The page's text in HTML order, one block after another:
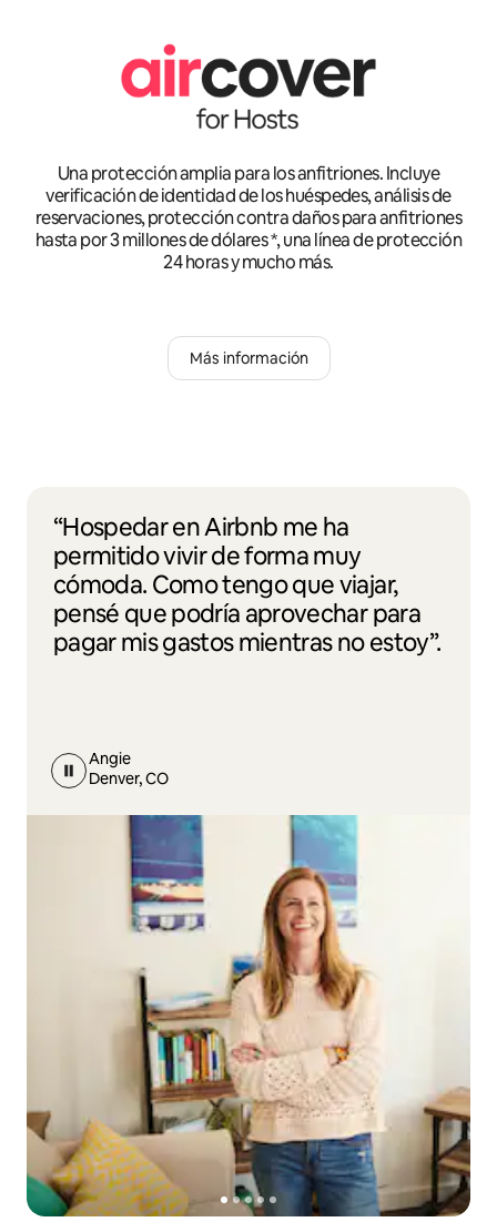
Una protección amplia para los anfitriones. Incluye
verificación de identidad de los huéspedes, análisis de
reservaciones, protección contra daños para anfitriones
hasta por 3 millones de dólares *, una línea de protección
24 horas y mucho más.
Más información
“Hospedar en Airbnb me ha
permitido vivir de forma muy
cómoda. Como tengo que viajar,
pensé que podría aprovechar para
pagar mis gastos mientras no estoy”.
Angie
Denver, CO